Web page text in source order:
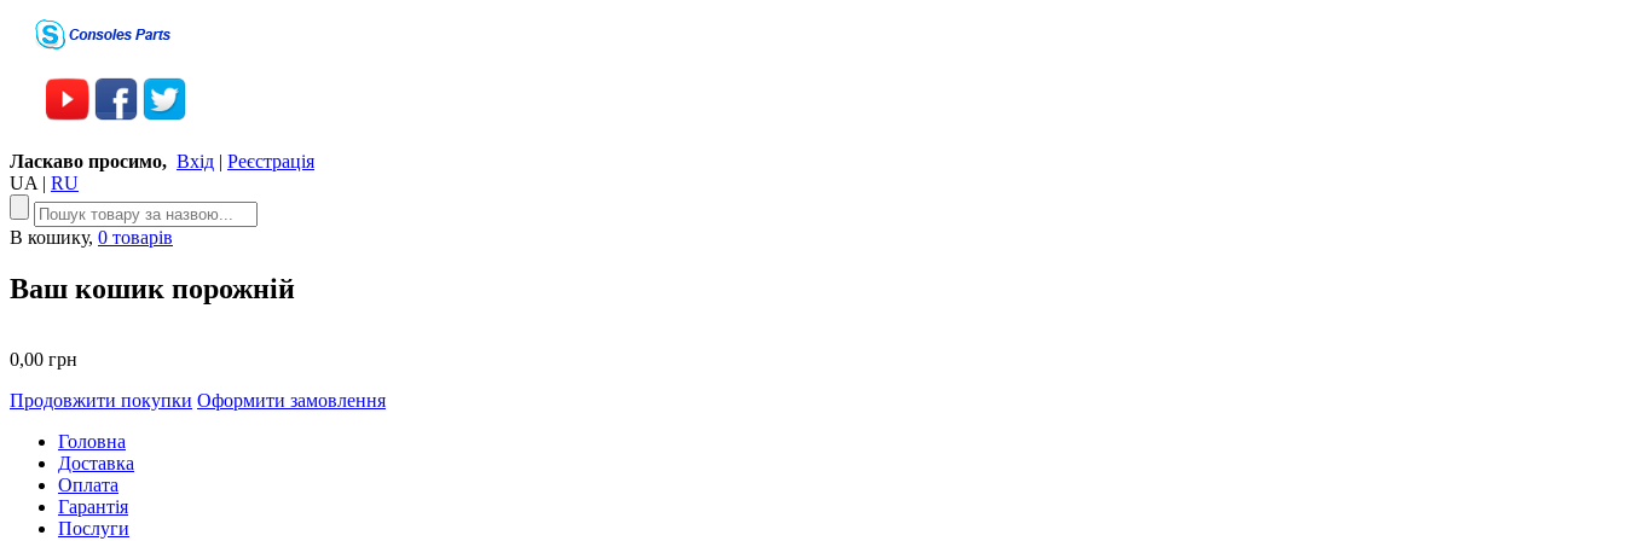
Ласкаво просимо, Вхід | Реєстрація
UA | RU
В кошику, 0 товарів
Ваш кошик порожній
0,00 грн
Продовжити покупки Оформити замовлення
Головна
Доставка
Оплата
Гарантія
Послуги